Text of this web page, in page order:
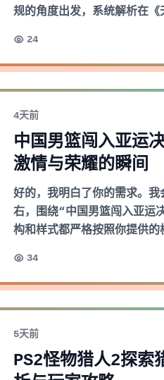
规的角度出发，系统解析在
24
4天前
中国男篮闯入亚运
激情与荣耀的瞬间
好的，我明白了你的需求。
右，围绕“中国男篮闯入亚运
构和样式都严格按照你提供
34
5天前
PS2怪物猎人2探索